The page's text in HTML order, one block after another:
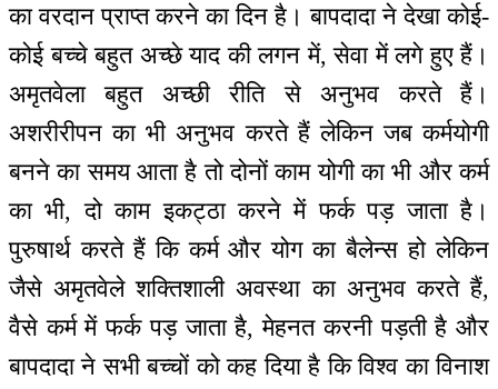
का वरदान प्राप्त करने का दिन है। बापदादा ने देखा कोई-
कोई बच्चे बहुत अच्छे याद की लगन में, सेवा में लगे हुए हैं।
अमृतवेला बहुत अच्छी रीति से अनुभव करते हैं।
अशरीरीपन का भी अनुभव करते हैं लेकिन जब कर्मयोगी
बनने का समय आता है तो दोनों काम योगी का भी और कर्म
का भी, दो काम इकट्ठा करने में फर्क पड़ जाता है।
पुरुषार्थ करते हैं कि कर्म और योग का बैलेन्स हो लेकिन
जैसे अमृतवेले शक्तिशाली अवस्था का अनुभव करते हैं,
वैसे कर्म में फर्क पड़ जाता है, मेहनत करनी पड़ती है और
बापदादा ने सभी बच्चों को कह दिया है कि विश्व का विनाश